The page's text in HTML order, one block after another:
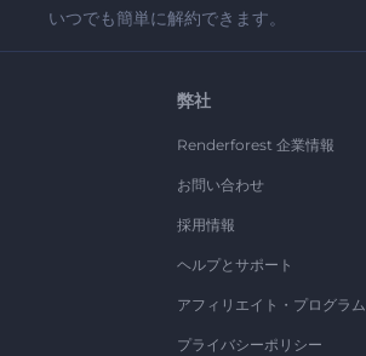
いつでも簡単に解約できます。
弊社
Renderforest 企業情報
お問い合わせ
採用情報
ヘルプとサポート
アフィリエイト・プログラム
プライバシーポリシー